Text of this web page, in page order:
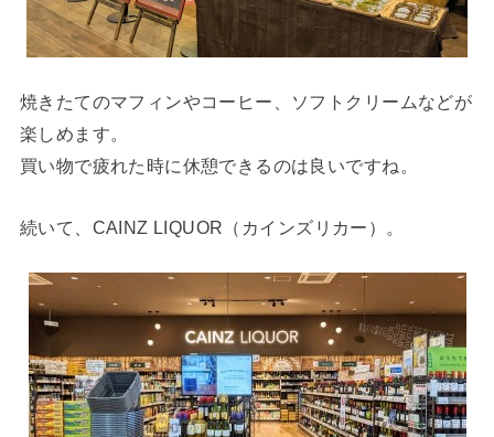
焼きたてのマフィンやコーヒー、ソフトクリームなどが
楽しめます。
買い物で疲れた時に休憩できるのは良いですね。
続いて、CAINZ LIQUOR（カインズリカー）。